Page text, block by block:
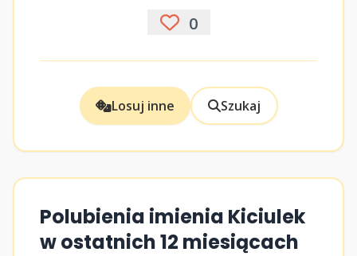
0
Losuj inne Szukaj
Polubienia imienia Kiciulek
w ostatnich 12 miesiącach